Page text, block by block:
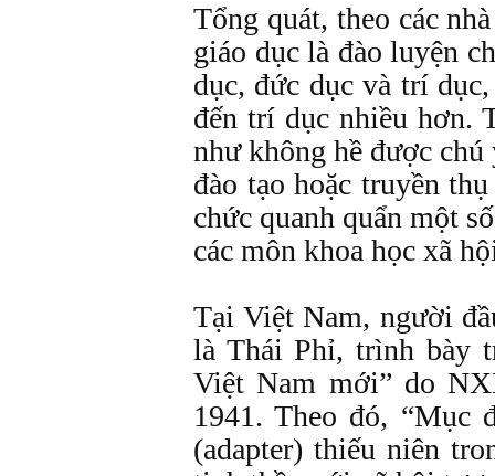
Tổng quát, theo các
giáo dục là đào luyện
dục, đức dục và trí
đến trí dục nhiều hơn.
như không hề được
đào tạo hoặc truyền
chức quanh quẩn một
các môn khoa học xã
Tại Việt Nam, người
là Thái Phỉ, trình bày
Việt Nam mới” do
1941. Theo đó, “Mục
(adapter) thiếu niên